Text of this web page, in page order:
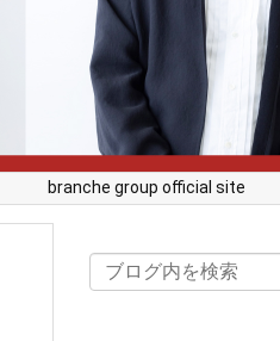
branche group official site